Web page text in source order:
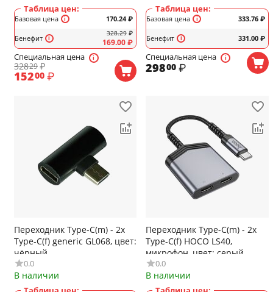
Таблица цен:
Базовая цена
Бенефит
170.24₽
328.29 ₽
169.00₽
Специальная цена
32829 ₽
15200 ₽
Таблица цен:
Базовая цена
Бенефит
333.76₽
331.00₽
Специальная цена
29800 ₽
Переходник Type-C(m) - 2x
Type-C(f) generic GL068, цвет:
чёрный
0.0
В наличии
Переходник Type-C(m) - 2x
Type-C(f) HOCO LS40,
микрофон, цвет: серый
0.0
В наличии